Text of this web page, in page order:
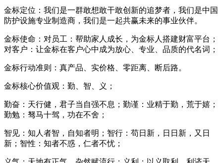
金标定位：我们是一群敢想敢干敢创新的追梦者，我们是中国
防护设施专业制造商，我们是一起共赢未来的事业伙伴。
金标使命：对员工：帮助家人成长，为金标人搭建财富平台；
对客户：让金标在客户心中成为放心、专业、品质的代名词；
金标行动准则：真产品、实价格、零距离、断后路。
金标核心价值观：勤、智、义；
勤奋：天行健，君子当自强不息；勤谨：业精于勤，荒于嬉；
勤勉：驽马十驾，功在不舍；
智见：知人者智，自知者明；智行：苟日新，日日新，又日
新；智性：知者不惑，仁者不忧；